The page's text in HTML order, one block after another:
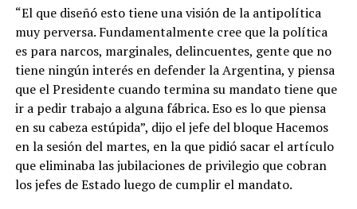
“El que diseñó esto tiene una visión de la antipolítica
muy perversa. Fundamentalmente cree que la política
es para narcos, marginales, delincuentes, gente que no
tiene ningún interés en defender la Argentina, y piensa
que el Presidente cuando termina su mandato tiene que
ir a pedir trabajo a alguna fábrica. Eso es lo que piensa
en su cabeza estúpida”, dijo el jefe del bloque Hacemos
en la sesión del martes, en la que pidió sacar el artículo
que eliminaba las jubilaciones de privilegio que cobran
los jefes de Estado luego de cumplir el mandato.